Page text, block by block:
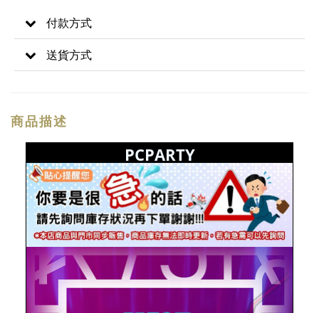
付款方式
送貨方式
商品描述
PCPARTY